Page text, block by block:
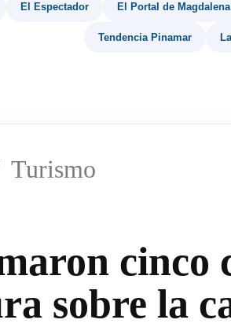
El Espectador El Portal de Magdalena
Tendencia Pinamar
Turismo
cinco
sobre la